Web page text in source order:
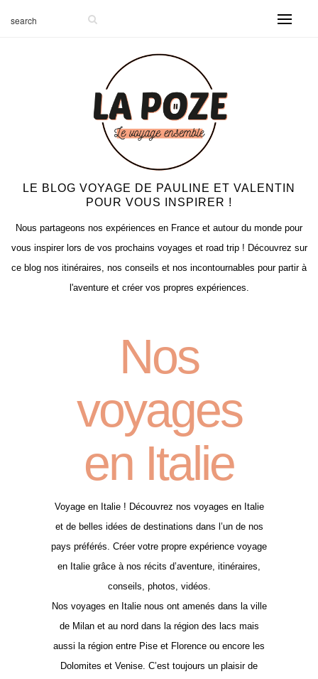
LE BLOG VOYAGE DE PAULINE ET VALENTIN
POUR VOUS INSPIRER !
Nous partageons nos expériences en France et autour du monde pour
vous inspirer lors de vos prochains voyages et road trip ! Découvrez sur
ce blog nos itinéraires, nos conseils et nos incontournables pour partir à
l'aventure et créer vos propres expériences.
Nos
voyages
en Italie
Voyage en Italie ! Découvrez nos voyages en Italie
et de belles idées de destinations dans l’un de nos
pays préférés. Créer votre propre expérience voyage
en Italie grâce à nos récits d’aventure, itinéraires,
conseils, photos, vidéos.
Nos voyages en Italie nous ont amenés dans la ville
de Milan et au nord dans la région des lacs mais
aussi la région entre Pise et Florence ou encore les
Dolomites et Venise. C’est toujours un plaisir de